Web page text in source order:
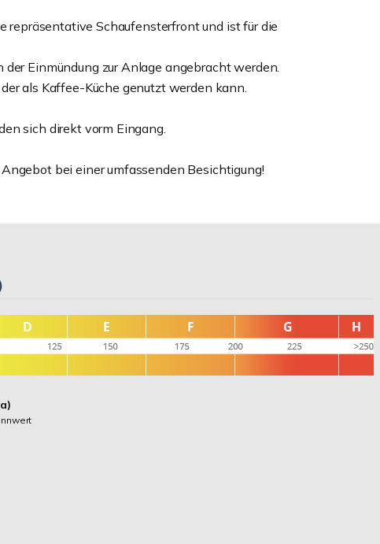
repräsentative Schaufensterfront und ist für die
Einmündung zur Anlage angebracht werden.
als Kaffee-Küche genutzt werden kann.
sich direkt vorm Eingang.
bei einer umfassenden Besichtigung!